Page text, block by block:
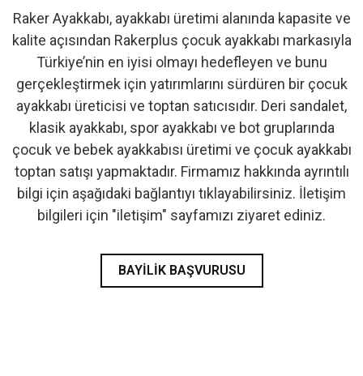
- İlk Adım & Bebek Ayakkabı
- Babetler
Raker Ayakkabı, ayakkabı üretimi alanında kapasite ve
kalite açısından Rakerplus çocuk ayakkabı markasıyla
Türkiye’nin en iyisi olmayı hedefleyen ve bunu
gerçekleştirmek için yatırımlarını sürdüren bir çocuk
ayakkabı üreticisi ve toptan satıcısıdır. Deri sandalet,
klasik ayakkabı, spor ayakkabı ve bot gruplarında
çocuk ve bebek ayakkabısı üretimi ve çocuk ayakkabı
toptan satışı yapmaktadır. Firmamız hakkında ayrıntılı
bilgi için aşağıdaki bağlantıyı tıklayabilirsiniz. İletişim
bilgileri için "iletişim" sayfamızı ziyaret ediniz.
BAYILIK BAŞVURUSU